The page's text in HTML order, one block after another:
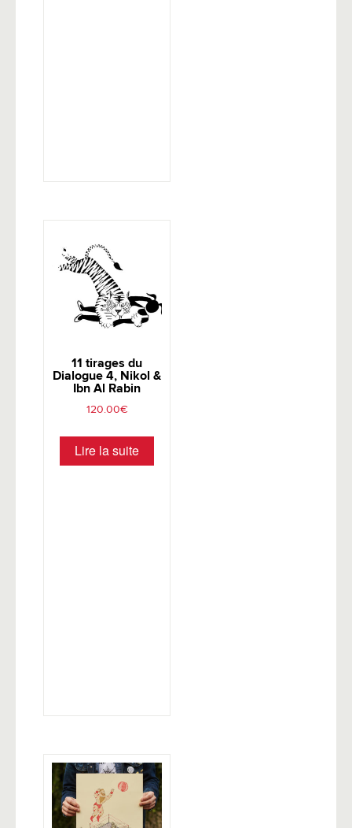
11 tirages du
Dialogue 4, Nikol &
Ibn Al Rabin
120.00€
Lire la suite